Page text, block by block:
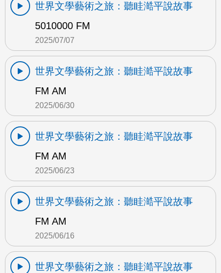
世界文學藝術之旅：聽眭澔平說故事
5010000 FM
2025/07/07
世界文學藝術之旅：聽眭澔平說故事
FM AM
2025/06/30
世界文學藝術之旅：聽眭澔平說故事
FM AM
2025/06/23
世界文學藝術之旅：聽眭澔平說故事
FM AM
2025/06/16
世界文學藝術之旅：聽眭澔平說故事